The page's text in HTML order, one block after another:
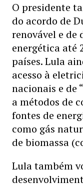
O presidente
do acordo de
renovável e de
energética até
países. Lula
acesso à
nacionais e de
a métodos de
fontes de
como gás
de biomassa
Lula também